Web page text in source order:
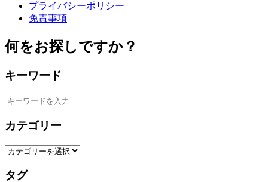
プライバシーポリシー
免責事項
何をお探しですか？
キーワード
カテゴリー
タグ